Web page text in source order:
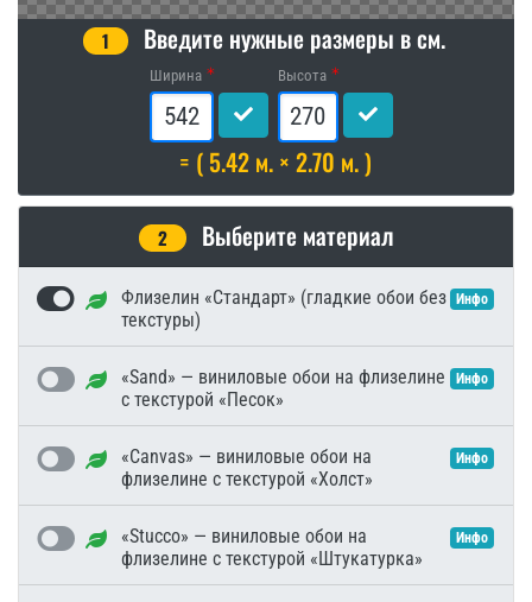
1 Введите нужные размеры в см.
Ширина Высота
= ( 5.42 м. × 2.70 м. )
2 Выберите материал
Флизелин «Стандарт» (гладкие обои без
текстуры)
Инфо
«Sand» — виниловые обои на флизелине
с текстурой «Песок»
Инфо
«Canvas» — виниловые обои на
флизелине с текстурой «Холст»
Инфо
«Stucco» — виниловые обои на
флизелине с текстурой «Штукатурка»
Инфо